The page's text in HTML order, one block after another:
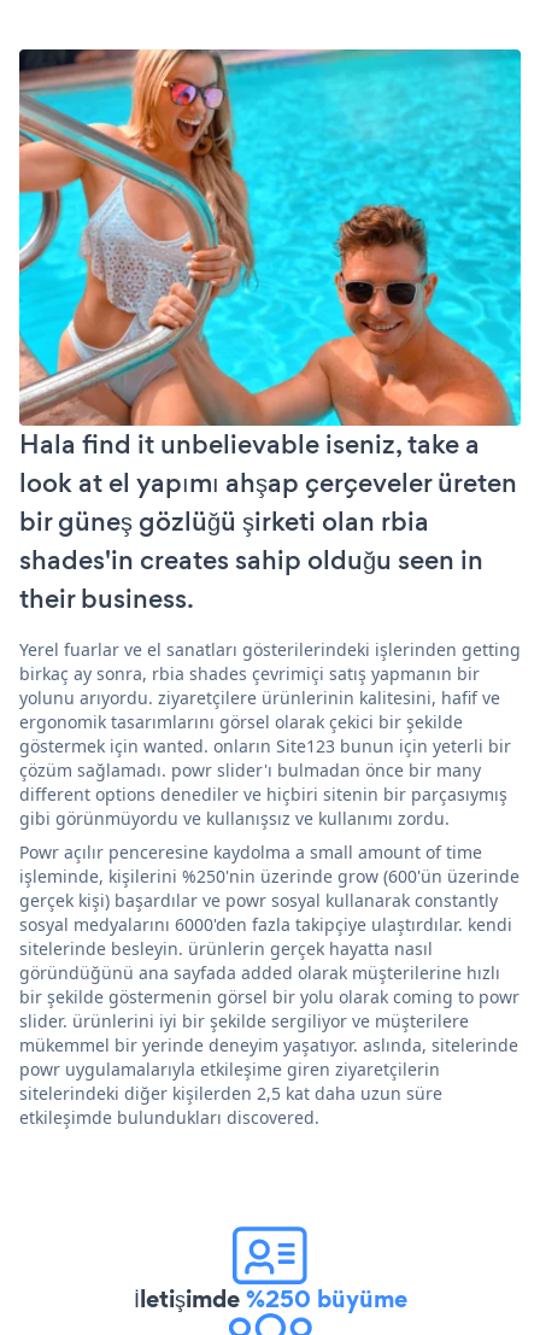
Hala find it unbelievable iseniz, take a
look at el yapımı ahşap çerçeveler üreten
bir güneş gözlüğü şirketi olan rbia
shades'in creates sahip olduğu seen in
their business.
Yerel fuarlar ve el sanatları gösterilerindeki işlerinden getting
birkaç ay sonra, rbia shades çevrimiçi satış yapmanın bir
yolunu arıyordu. ziyaretçilere ürünlerinin kalitesini, hafif ve
ergonomik tasarımlarını görsel olarak çekici bir şekilde
göstermek için wanted. onların Site123 bunun için yeterli bir
çözüm sağlamadı. powr slider'ı bulmadan önce bir many
different options denediler ve hiçbiri sitenin bir parçasıymış
gibi görünmüyordu ve kullanışsız ve kullanımı zordu.
Powr açılır penceresine kaydolma a small amount of time
işleminde, kişilerini %250'nin üzerinde grow (600'ün üzerinde
gerçek kişi) başardılar ve powr sosyal kullanarak constantly
sosyal medyalarını 6000'den fazla takipçiye ulaştırdılar. kendi
sitelerinde besleyin. ürünlerin gerçek hayatta nasıl
göründüğünü ana sayfada added olarak müşterilerine hızlı
bir şekilde göstermenin görsel bir yolu olarak coming to powr
slider. ürünlerini iyi bir şekilde sergiliyor ve müşterilere
mükemmel bir yerinde deneyim yaşatıyor. aslında, sitelerinde
powr uygulamalarıyla etkileşime giren ziyaretçilerin
sitelerindeki diğer kişilerden 2,5 kat daha uzun süre
etkileşimde bulundukları discovered.
İletişimde%250 büyüme